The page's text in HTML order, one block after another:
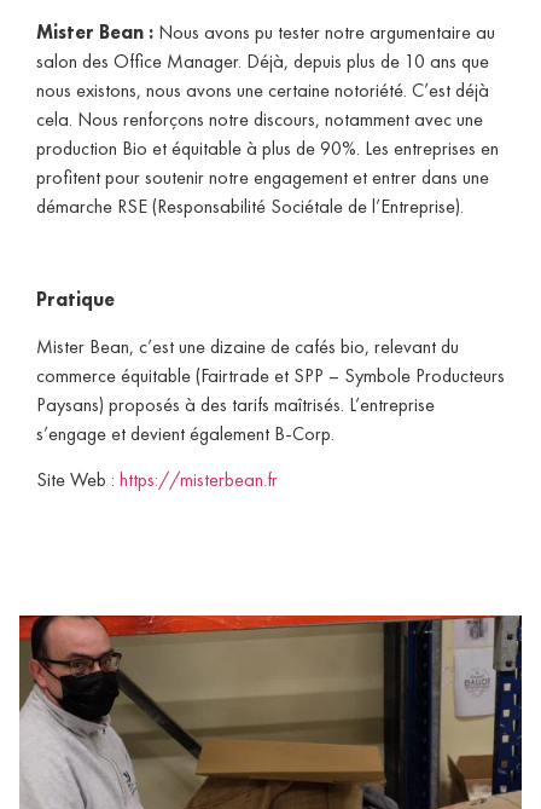
Mister Bean : Nous avons pu tester notre argumentaire au
salon des Office Manager. Déjà, depuis plus de 10 ans que
nous existons, nous avons une certaine notoriété. C’est déjà
cela. Nous renforçons notre discours, notamment avec une
production Bio et équitable à plus de 90%. Les entreprises en
profitent pour soutenir notre engagement et entrer dans une
démarche RSE (Responsabilité Sociétale de l’Entreprise).
Pratique
Mister Bean, c’est une dizaine de cafés bio, relevant du
commerce équitable (Fairtrade et SPP – Symbole Producteurs
Paysans) proposés à des tarifs maîtrisés. L’entreprise
s’engage et devient également B-Corp.
Site Web : https://misterbean.fr